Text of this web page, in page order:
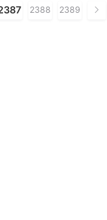
2388 2389